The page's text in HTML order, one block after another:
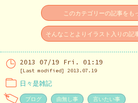
このカテゴリーの記事をも
そんなことよりイラスト入りの記
2013 07/19 Fri. 01:19
[Last modified] 2013.07.19
日々是雑記
ブログ 由無し事 言いたい事